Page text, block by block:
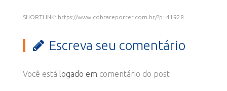
SHORTLINK: https://www.cobrareporter.com.br/?p=41928
Escreva seu comentário
Você está logado em comentário do post